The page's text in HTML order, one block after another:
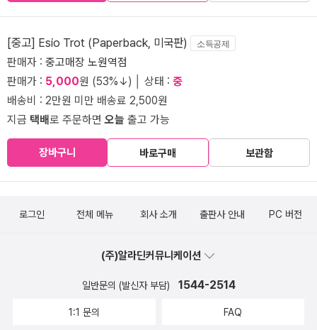
[중고] Esio Trot (Paperback, 미국판) 소득공제
판매자 : 중고매장 노원역점
판매가 : 5,000원 (53%↓) │ 상태 : 중
배송비 : 2만원 미만 배송료 2,500원
지금 택배로 주문하면오늘 출고 가능
장바구니 바로구매 보관함
로그인 전체 메뉴 회사 소개 출판사 안내 PC 버전
(주)알라딘커뮤니케이션
일반문의 (발신자 부담) 1544-2514
1:1 문의 FAQ